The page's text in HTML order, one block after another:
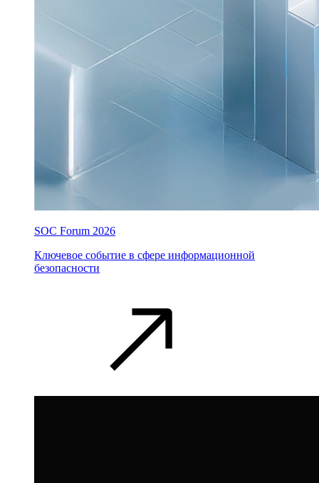
SOC Forum 2026
Ключевое событие в сфере информационной
безопасности